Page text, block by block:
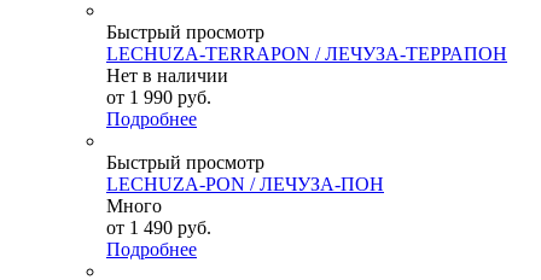
Быстрый просмотр
LECHUZA-TERRAPON / ЛЕЧУЗА-ТЕРРАПОН
Нет в наличии
от 1 990 руб.
Подробнее
Быстрый просмотр
LECHUZA-PON / ЛЕЧУЗА-ПОН
Много
от 1 490 руб.
Подробнее